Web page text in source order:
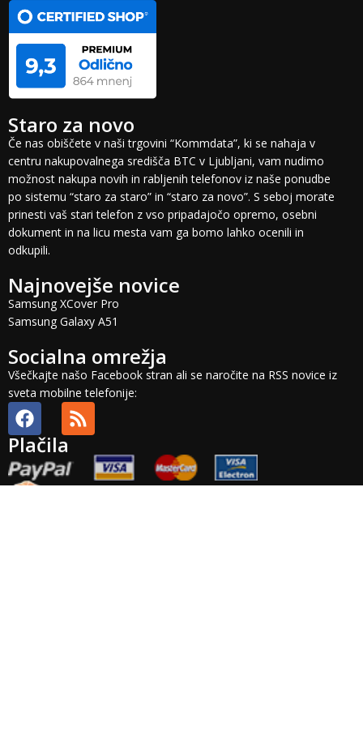
Staro za novo
Če nas obiščete v naši trgovini “Kommdata”, ki se nahaja v
centru nakupovalnega središča BTC v Ljubljani, vam nudimo
možnost nakupa novih in rabljenih telefonov iz naše ponudbe
po sistemu “staro za staro” in “staro za novo”. S seboj morate
prinesti vaš stari telefon z vso pripadajočo opremo, osebni
dokument in na licu mesta vam ga bomo lahko ocenili in
odkupili.
Najnovejše novice
Samsung XCover Pro
Samsung Galaxy A51
Socialna omrežja
Všečkajte našo Facebook stran ali se naročite na RSS novice iz
sveta mobilne telefonije:
Plačila